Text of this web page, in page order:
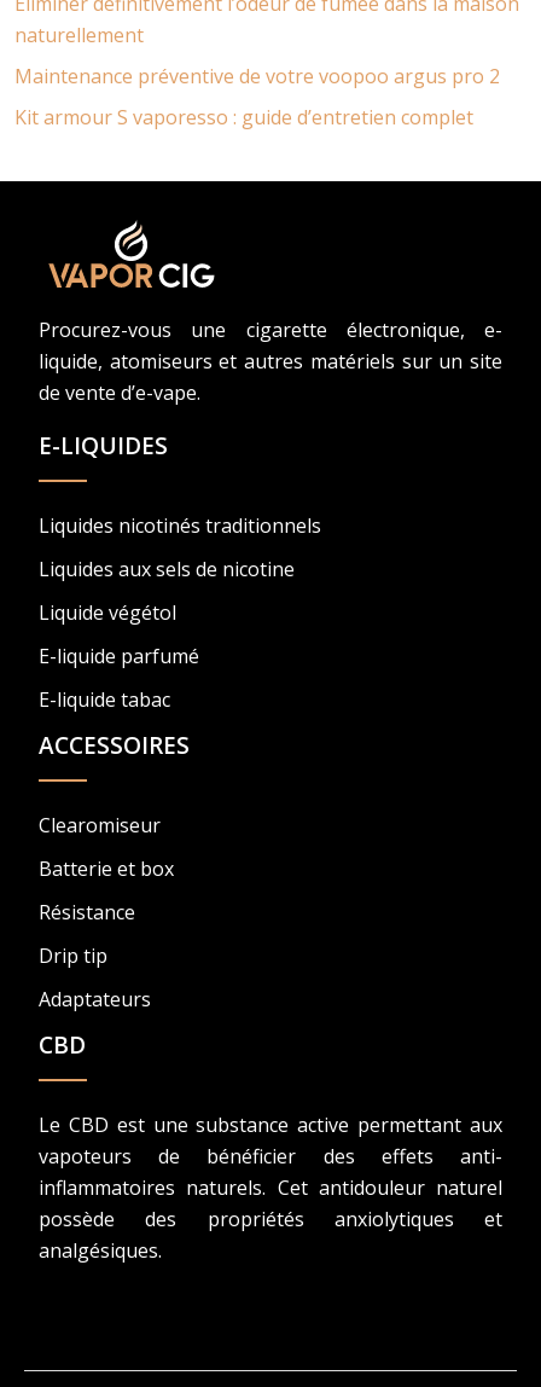
naturellement
Maintenance préventive de votre voopoo argus pro 2
Kit armour S vaporesso : guide d’entretien complet
Procurez-vous une cigarette électronique, e-
liquide, atomiseurs et autres matériels sur un site
de vente d’e-vape.
E-LIQUIDES
Liquides nicotinés traditionnels
Liquides aux sels de nicotine
Liquide végétol
E-liquide parfumé
E-liquide tabac
ACCESSOIRES
Clearomiseur
Batterie et box
Résistance
Drip tip
Adaptateurs
CBD
Le CBD est une substance active permettant aux
vapoteurs de bénéficier des effets anti-
inflammatoires naturels. Cet antidouleur naturel
possède des propriétés anxiolytiques et
analgésiques.